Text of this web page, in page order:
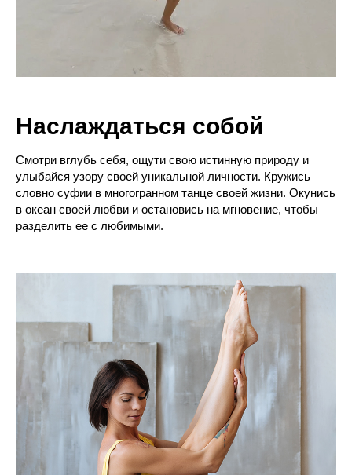
Наслаждаться собой
Смотри вглубь себя, ощути свою истинную природу и
улыбайся узору своей уникальной личности. Кружись
словно суфии в многогранном танце своей жизни. Окунись
в океан своей любви и остановись на мгновение, чтобы
разделить ее с любимыми.